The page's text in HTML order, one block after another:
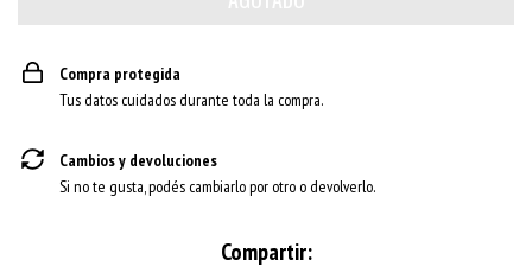
Compra protegida
Tus datos cuidados durante toda la compra.
Cambios y devoluciones
Si no te gusta, podés cambiarlo por otro o devolverlo.
Compartir: